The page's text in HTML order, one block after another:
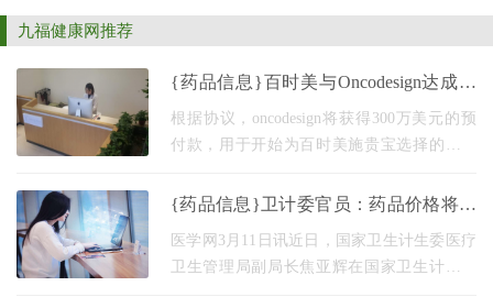
九福健康网推荐
{药品信息}百时美与Oncodesign达成战
略合作开发创新抗癌药
根据协议，oncodesign将获得300万美元的预
付款，用于开始为百时美施贵宝选择的一组
oncodesign公司预计将从每个潜在目标获得高
{药品信息}卫计委官员：药品价格将通
过医保支付确定
医学网3月11日讯近日，国家卫生计生委医疗
卫生管理局副局长焦亚辉在国家卫生计生委